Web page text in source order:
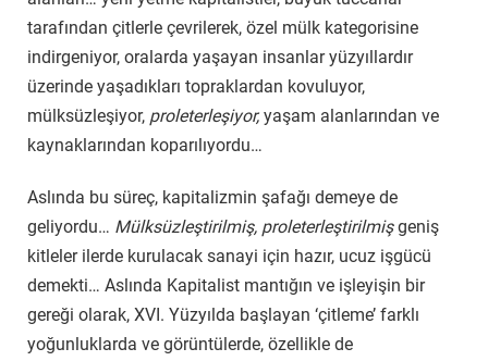
tarafından çitlerle çevrilerek, özel mülk kategorisine
indirgeniyor, oralarda yaşayan insanlar yüzyıllardır
üzerinde yaşadıkları topraklardan kovuluyor,
mülksüzleşiyor, proleterleşiyor, yaşam alanlarından ve
kaynaklarından koparılıyordu…
Aslında bu süreç, kapitalizmin şafağı demeye de
geliyordu… Mülksüzleştirilmiş, proleterleştirilmişgeniş
kitleler ilerde kurulacak sanayi için hazır, ucuz işgücü
demekti… Aslında Kapitalist mantığın ve işleyişin bir
gereği olarak, XVI. Yüzyılda başlayan ‘çitleme’ farklı
yoğunluklarda ve görüntülerde, özellikle de